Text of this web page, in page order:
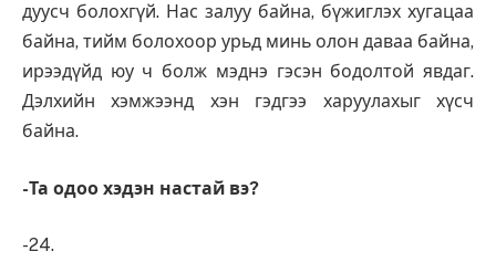
дуусч болохгүй. Нас залуу байна, бүжиглэх хугацаа
байна, тийм болохоор урьд минь олон даваа байна,
ирээдүйд юу ч болж мэднэ гэсэн бодолтой явдаг.
Дэлхийн хэмжээнд хэн гэдгээ харуулахыг хүсч
байна.
-Та одоо хэдэн настай вэ?
-24.